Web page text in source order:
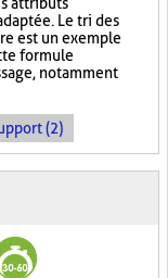
Le tri des
est un exemple
formule
notamment
(2)